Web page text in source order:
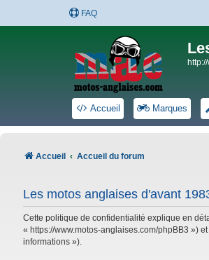
FAQ
Accueil Marques
Accueil Accueil du forum
Les motos anglaises d'avant
Cette politique de confidentialité explique en
« https://www.motos-anglaises.com/phpBB3 »)
informations »).